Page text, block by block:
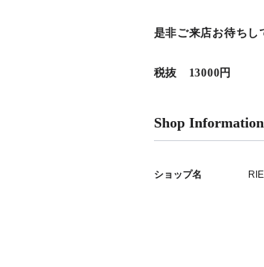
是非ご来店お待ち
税抜 13000円
Shop Information
ショップ名